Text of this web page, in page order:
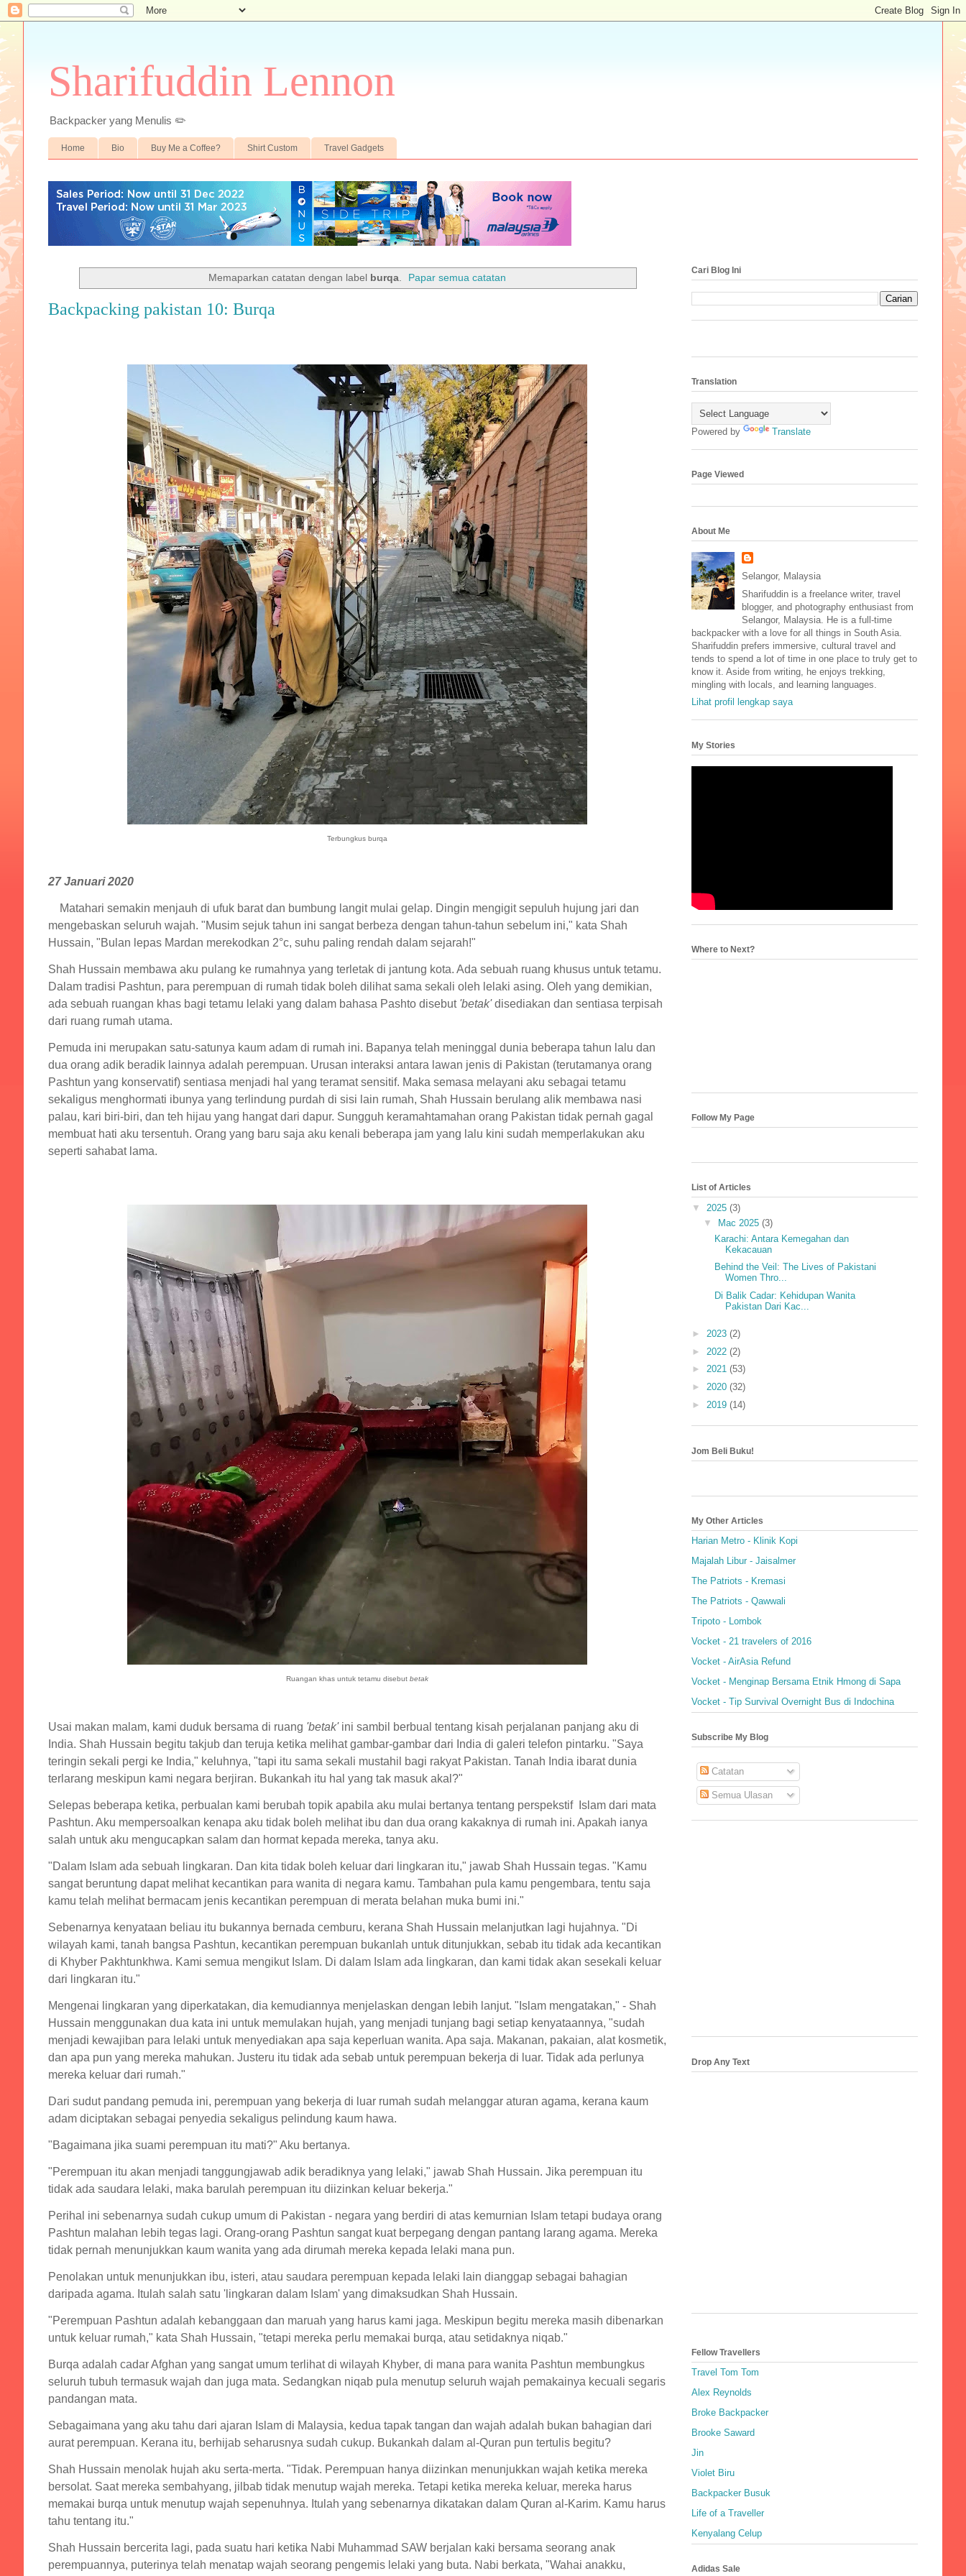
Sharifuddin Lennon
Backpacker yang Menulis ✏️
Home Bio Buy Me a Coffee? Shirt Custom Travel Gadgets
Memaparkan catatan dengan label burqa. Papar semua catatan
Backpacking pakistan 10: Burqa
Terbungkus burqa
27 Januari 2020
Matahari semakin menjauh di ufuk barat dan bumbung langit mulai gelap. Dingin mengigit sepuluh hujung jari dan
mengebaskan seluruh wajah. "Musim sejuk tahun ini sangat berbeza dengan tahun-tahun sebelum ini," kata Shah
Hussain, "Bulan lepas Mardan merekodkan 2°c, suhu paling rendah dalam sejarah!"
Shah Hussain membawa aku pulang ke rumahnya yang terletak di jantung kota. Ada sebuah ruang khusus untuk tetamu.
Dalam tradisi Pashtun, para perempuan di rumah tidak boleh dilihat sama sekali oleh lelaki asing. Oleh yang demikian,
ada sebuah ruangan khas bagi tetamu lelaki yang dalam bahasa Pashto disebut 'betak'disediakan dan sentiasa terpisah
dari ruang rumah utama.
Pemuda ini merupakan satu-satunya kaum adam di rumah ini. Bapanya telah meninggal dunia beberapa tahun lalu dan
dua orang adik beradik lainnya adalah perempuan. Urusan interaksi antara lawan jenis di Pakistan (terutamanya orang
Pashtun yang konservatif) sentiasa menjadi hal yang teramat sensitif. Maka semasa melayani aku sebagai tetamu
sekaligus menghormati ibunya yang terlindung purdah di sisi lain rumah, Shah Hussain berulang alik membawa nasi
palau, kari biri-biri, dan teh hijau yang hangat dari dapur. Sungguh keramahtamahan orang Pakistan tidak pernah gagal
membuat hati aku tersentuh. Orang yang baru saja aku kenali beberapa jam yang lalu kini sudah memperlakukan aku
seperti sahabat lama.
Ruangan khas untuk tetamu disebut betak
Usai makan malam, kami duduk bersama di ruang 'betak'ini sambil berbual tentang kisah perjalanan panjang aku di
India. Shah Hussain begitu takjub dan teruja ketika melihat gambar-gambar dari India di galeri telefon pintarku. "Saya
teringin sekali pergi ke India," keluhnya, "tapi itu sama sekali mustahil bagi rakyat Pakistan. Tanah India ibarat dunia
terlarang meskipun kami negara berjiran. Bukankah itu hal yang tak masuk akal?"
Selepas beberapa ketika, perbualan kami berubah topik apabila aku mulai bertanya tentang perspekstif
Islam dari mata
Pashtun. Aku mempersoalkan kenapa aku tidak boleh melihat ibu dan dua orang kakaknya di rumah ini. Apakah ianya
salah untuk aku mengucapkan salam dan hormat kepada mereka, tanya aku.
"Dalam Islam ada sebuah lingkaran. Dan kita tidak boleh keluar dari lingkaran itu," jawab Shah Hussain tegas. "Kamu
sangat beruntung dapat melihat kecantikan para wanita di negara kamu. Tambahan pula kamu pengembara, tentu saja
kamu telah melihat bermacam jenis kecantikan perempuan di merata belahan muka bumi ini."
Sebenarnya kenyataan beliau itu bukannya bernada cemburu, kerana Shah Hussain melanjutkan lagi hujahnya. "Di
wilayah kami, tanah bangsa Pashtun, kecantikan perempuan bukanlah untuk ditunjukkan, sebab itu tidak ada kecantikan
di Khyber Pakhtunkhwa. Kami semua mengikut Islam. Di dalam Islam ada lingkaran, dan kami tidak akan sesekali keluar
dari lingkaran itu."
Mengenai lingkaran yang diperkatakan, dia kemudiannya menjelaskan dengan lebih lanjut. "Islam mengatakan," - Shah
Hussain menggunakan dua kata ini untuk memulakan hujah, yang menjadi tunjang bagi setiap kenyataannya, "sudah
menjadi kewajiban para lelaki untuk menyediakan apa saja keperluan wanita. Apa saja. Makanan, pakaian, alat kosmetik,
dan apa pun yang mereka mahukan. Justeru itu tidak ada sebab untuk perempuan bekerja di luar. Tidak ada perlunya
mereka keluar dari rumah."
Dari sudut pandang pemuda ini, perempuan yang bekerja di luar rumah sudah melanggar aturan agama, kerana kaum
adam diciptakan sebagai penyedia sekaligus pelindung kaum hawa.
"Bagaimana jika suami perempuan itu mati?" Aku bertanya.
"Perempuan itu akan menjadi tanggungjawab adik beradiknya yang lelaki," jawab Shah Hussain. Jika perempuan itu
tidak ada saudara lelaki, maka barulah perempuan itu diizinkan keluar bekerja."
Perihal ini sebenarnya sudah cukup umum di Pakistan - negara yang berdiri di atas kemurnian Islam tetapi budaya orang
Pashtun malahan lebih tegas lagi. Orang-orang Pashtun sangat kuat berpegang dengan pantang larang agama. Mereka
tidak pernah menunjukkan kaum wanita yang ada dirumah mereka kepada lelaki mana pun.
Penolakan untuk menunjukkan ibu, isteri, atau saudara perempuan kepada lelaki lain dianggap sebagai bahagian
daripada agama. Itulah salah satu 'lingkaran dalam Islam' yang dimaksudkan Shah Hussain.
"Perempuan Pashtun adalah kebanggaan dan maruah yang harus kami jaga. Meskipun begitu mereka masih dibenarkan
untuk keluar rumah," kata Shah Hussain, "tetapi mereka perlu memakai burqa, atau setidaknya niqab."
Burqa adalah cadar Afghan yang sangat umum terlihat di wilayah Khyber, di mana para wanita Pashtun membungkus
seluruh tubuh termasuk wajah dan juga mata. Sedangkan niqab pula menutup seluruh wajah pemakainya kecuali segaris
pandangan mata.
Sebagaimana yang aku tahu dari ajaran Islam di Malaysia, kedua tapak tangan dan wajah adalah bukan bahagian dari
aurat perempuan. Kerana itu, berhijab seharusnya sudah cukup. Bukankah dalam al-Quran pun tertulis begitu?
Shah Hussain menolak hujah aku serta-merta. "Tidak. Perempuan hanya diizinkan menunjukkan wajah ketika mereka
bersolat. Saat mereka sembahyang, jilbab tidak menutup wajah mereka. Tetapi ketika mereka keluar, mereka harus
memakai burqa untuk menutup wajah sepenuhnya. Itulah yang sebenarnya dikatakan dalam Quran al-Karim. Kamu harus
tahu tentang itu."
Shah Hussain bercerita lagi, pada suatu hari ketika Nabi Muhammad SAW berjalan kaki bersama seorang anak
perempuannya, puterinya telah menatap wajah seorang pengemis lelaki yang buta. Nabi berkata, "Wahai anakku,
Cari Blog Ini
Translation
Powered by Translate
Page Viewed
About Me
Selangor, Malaysia
Sharifuddin is a freelance writer, travel
blogger, and photography enthusiast from
Selangor, Malaysia. He is a full-time
backpacker with a love for all things in South Asia.
Sharifuddin prefers immersive, cultural travel and
tends to spend a lot of time in one place to truly get to
know it. Aside from writing, he enjoys trekking,
mingling with locals, and learning languages.
Lihat profil lengkap saya
My Stories
Where to Next?
Follow My Page
List of Articles
▼ 2025 (3)
▼
Mac 2025 (3)
Karachi: Antara Kemegahan dan
Kekacauan
Behind the Veil: The Lives of Pakistani
Women Thro...
Di Balik Cadar: Kehidupan Wanita
Pakistan Dari Kac...
► 2023 (2)
► 2022 (2)
► 2021 (53)
► 2020 (32)
► 2019 (14)
Jom Beli Buku!
My Other Articles
Harian Metro - Klinik Kopi
Majalah Libur - Jaisalmer
The Patriots - Kremasi
The Patriots - Qawwali
Tripoto - Lombok
Vocket - 21 travelers of 2016
Vocket - AirAsia Refund
Vocket - Menginap Bersama Etnik Hmong di Sapa
Vocket - Tip Survival Overnight Bus di Indochina
Subscribe My Blog
Catatan
Semua Ulasan
Drop Any Text
Fellow Travellers
Travel Tom Tom
Alex Reynolds
Broke Backpacker
Brooke Saward
Jin
Violet Biru
Backpacker Busuk
Life of a Traveller
Kenyalang Celup
Adidas Sale